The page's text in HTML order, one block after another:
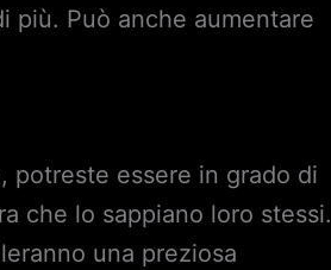
più. Può anche aumentare
potreste essere in grado di
che lo sappiano loro stessi.
una preziosa